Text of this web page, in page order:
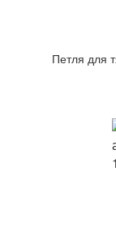
Петля для